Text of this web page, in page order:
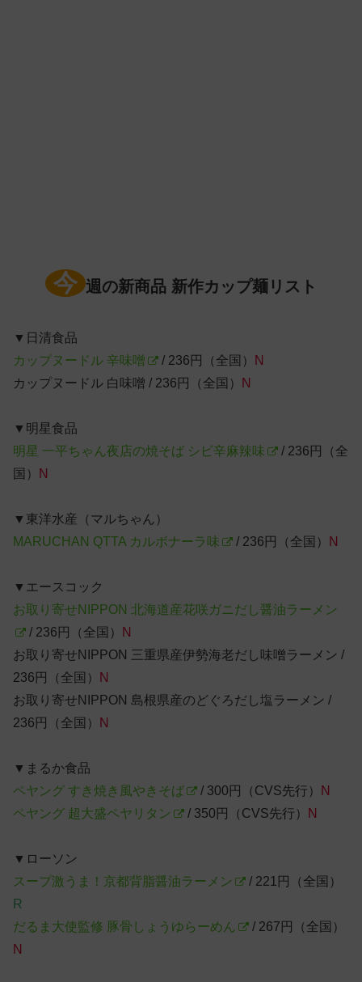
今 週の新商品 新作カップ麺リスト
▼日清食品
カップヌードル 辛味噌
/ 236円（全国）
N
カップヌードル 白味噌 / 236円（全国）
N
▼明星食品
明星 一平ちゃん夜店の焼そば シビ辛麻辣味
/ 236円（全
国）
N
▼東洋水産（マルちゃん）
MARUCHAN QTTA カルボナーラ味
/ 236円（全国） N
▼エースコック
お取り寄せNIPPON 北海道産花咲ガニだし醤油ラーメン
/ 236円（全国）
N
お取り寄せNIPPON 三重県産伊勢海老だし味噌ラーメン /
236円（全国）
N
お取り寄せNIPPON 島根県産のどぐろだし塩ラーメン /
236円（全国）
N
▼まるか食品
ペヤング すき焼き風やきそば
/ 300円（CVS先行）
N
ペヤング 超大盛ペヤリタン
/ 350円（CVS先行） N
▼ローソン
スープ激うま！京都背脂醤油ラーメン
/ 221円（全国）
R
だるま大使監修 豚骨しょうゆらーめん
/ 267円（全国）
N